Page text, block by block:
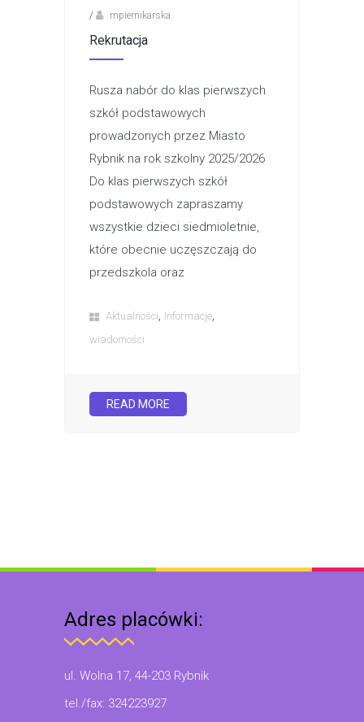
/
mpiernikarska
Rekrutacja
Rusza nabór do klas pierwszych
szkół podstawowych
prowadzonych przez Miasto
Rybnik na rok szkolny 2025/2026
Do klas pierwszych szkół
podstawowych zapraszamy
wszystkie dzieci siedmioletnie,
które obecnie uczęszczają do
przedszkola oraz
Aktualności, Informacje,
wiadomości
READ MORE
Adres placówki:
ul. Wolna 17, 44-203 Rybnik
tel./fax: 324223927